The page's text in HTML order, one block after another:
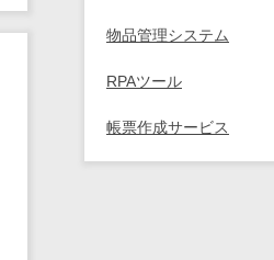
物品管理システム
RPAツール
帳票作成サービス